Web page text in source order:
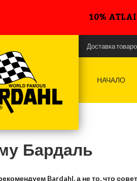
Доставка
НАЧАЛО
Бардаль
Bardahl, а не то, что
10%